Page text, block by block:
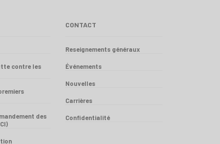
contre les
des
CONTACT
Reseignements généraux
Événements
Nouvelles
Carrières
Confidentialité